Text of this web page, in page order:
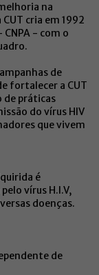
na
cria em 1992
CNPA - com o
de
fortalecer a CUT
de práticas
do vírus HIV
que vivem
é
vírus H.I.V,
doenças.
de